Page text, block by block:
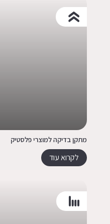
מתקן בדיקה למוצרי פלסטיק
לקרוא עוד